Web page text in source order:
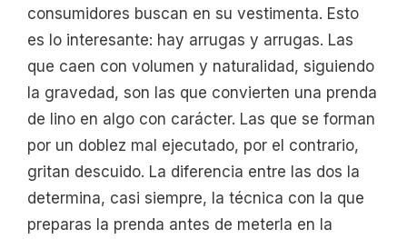
consumidores buscan en su vestimenta. Esto
es lo interesante: hay arrugas y arrugas. Las
que caen con volumen y naturalidad, siguiendo
la gravedad, son las que convierten una prenda
de lino en algo con carácter. Las que se forman
por un doblez mal ejecutado, por el contrario,
gritan descuido. La diferencia entre las dos la
determina, casi siempre, la técnica con la que
preparas la prenda antes de meterla en la